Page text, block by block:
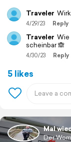
Traveler
4/29/23 Reply
Traveler Wie
scheinbar 🙈
4/30/23 Reply
5 likes
Mal
Der